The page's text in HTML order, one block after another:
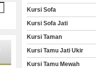
Kursi Sofa
Kursi Sofa Jati
Kursi Taman
Kursi Tamu Jati Ukir
Kursi Tamu Mewah